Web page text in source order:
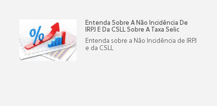
Entenda Sobre A Não Incidência De
IRPJ E Da CSLL Sobre A Taxa Selic
Entenda sobre a Não Incidência de IRPJ
e da CSLL